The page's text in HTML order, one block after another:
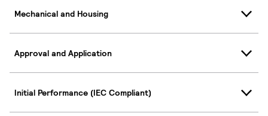
Mechanical and Housing
Approval and Application
Initial Performance (IEC Compliant)